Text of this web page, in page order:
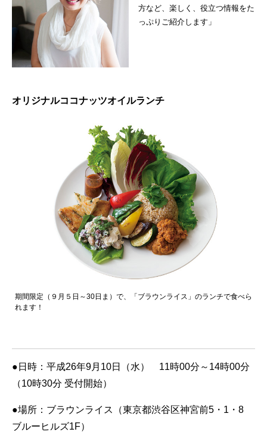
方など、楽しく、役立つ情報をた
っぷりご紹介します」
オリジナルココナッツオイルランチ
期間限定（９月５日～30日ま）で、「ブラウンライス」のランチで食べら
れます！
●日時：平成26年9月10日（水） 11時00分～14時00分
（10時30分 受付開始）
●場所：ブラウンライス（東京都渋谷区神宮前5・1・8
ブルーヒルズ1F）